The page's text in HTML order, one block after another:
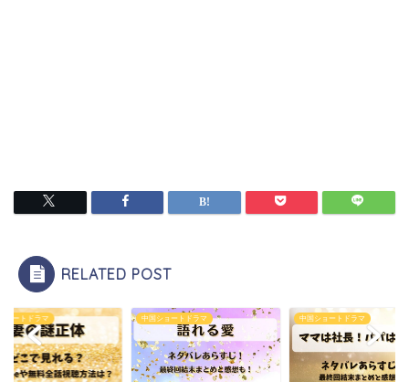
RELATED POST
ョートドラマ 中国ショートドラマ 中国ショートドラマ